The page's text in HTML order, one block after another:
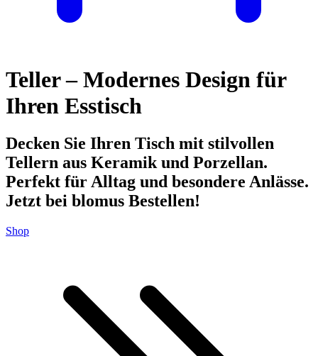
Teller – Modernes Design für
Ihren Esstisch
Decken Sie Ihren Tisch mit stilvollen
Tellern aus Keramik und Porzellan.
Perfekt für Alltag und besondere Anlässe.
Jetzt bei blomus Bestellen!
Shop